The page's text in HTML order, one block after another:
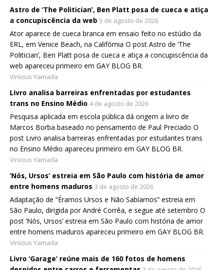
Astro de ‘The Politician’, Ben Platt posa de cueca e atiça
a concupiscência da web 5 de agosto de 2026
Ator aparece de cueca branca em ensaio feito no estúdio da
ERL, em Venice Beach, na Califórnia O post Astro de ‘The
Politician’, Ben Platt posa de cueca e atiça a concupiscência da
web apareceu primeiro em GAY BLOG BR.
Vinícius Yamada
Livro analisa barreiras enfrentadas por estudantes
trans no Ensino Médio 4 de agosto de 2026
Pesquisa aplicada em escola pública dá origem a livro de
Marcos Borba baseado no pensamento de Paul Preciado O
post Livro analisa barreiras enfrentadas por estudantes trans
no Ensino Médio apareceu primeiro em GAY BLOG BR.
Vinícius Yamada
‘Nós, Ursos’ estreia em São Paulo com história de amor
entre homens maduros 3 de agosto de 2026
Adaptação de “Éramos Ursos e Não Sabíamos” estreia em
São Paulo, dirigida por André Corrêa, e segue até setembro O
post ‘Nós, Ursos’ estreia em São Paulo com história de amor
entre homens maduros apareceu primeiro em GAY BLOG BR.
Vinícius Yamada
Livro ‘Garage’ reúne mais de 160 fotos de homens